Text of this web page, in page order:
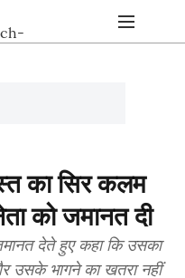
का सिर कलम
को जमानत दी
देते हुए कहा कि उसका
उसके भागने का खतरा नहीं